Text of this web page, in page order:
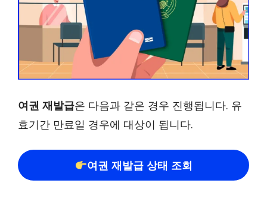
여권 재발급은 다음과 같은 경우 진행됩니다. 유
효기간 만료일 경우에 대상이 됩니다.
여권 재발급 상태 조회